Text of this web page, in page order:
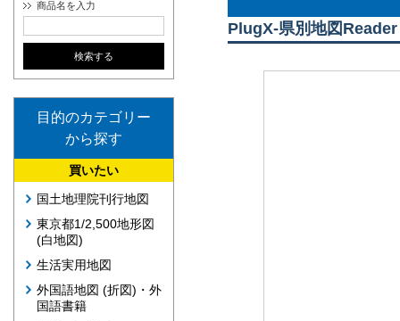
商品名を入力
目的のカテゴリー
から探す
買いたい
国土地理院刊行地図
東京都1/2,500地形図
(白地図)
生活実用地図
外国語地図 (折図)・外
国語書籍
PlugX-県別地図